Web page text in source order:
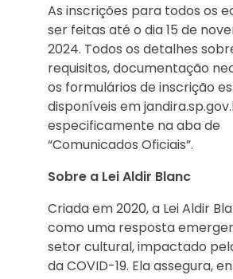
As inscrições para todos os
ser feitas até o dia 15 de
2024. Todos os detalhes
requisitos, documentação
os formulários de inscrição
disponíveis em
especificamente na aba de
“Comunicados Oficiais”.
Sobre a Lei Aldir Blanc
Criada em 2020, a Lei Aldir
como uma resposta
setor cultural, impactado
da COVID-19. Ela assegura,